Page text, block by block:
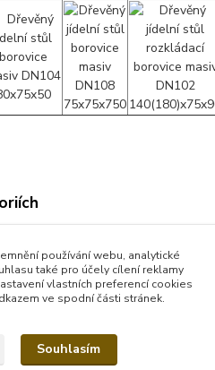
používání webu, analytické
také pro účely cílení reklamy
vlastních preferencí cookies
ve spodní části stránek.
Souhlasím